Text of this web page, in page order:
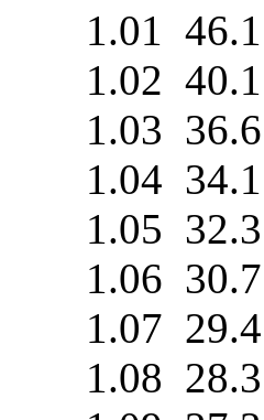
1.01
1.02
1.03
1.04
1.05
1.06
1.07
1.08